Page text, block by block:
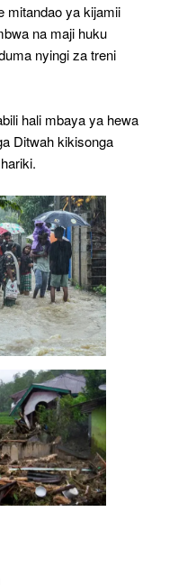
mitandao ya kijamii
na maji huku
nyingi za treni
hali mbaya ya hewa
Ditwah kikisonga